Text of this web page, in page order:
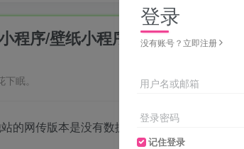
程序/壁纸小程序源码+代码全开源
眠。
的网传版本是没有数据库的，故此我直接花买
登录
没有账号？立即注册
用户名或邮箱
登录密码
记住登录